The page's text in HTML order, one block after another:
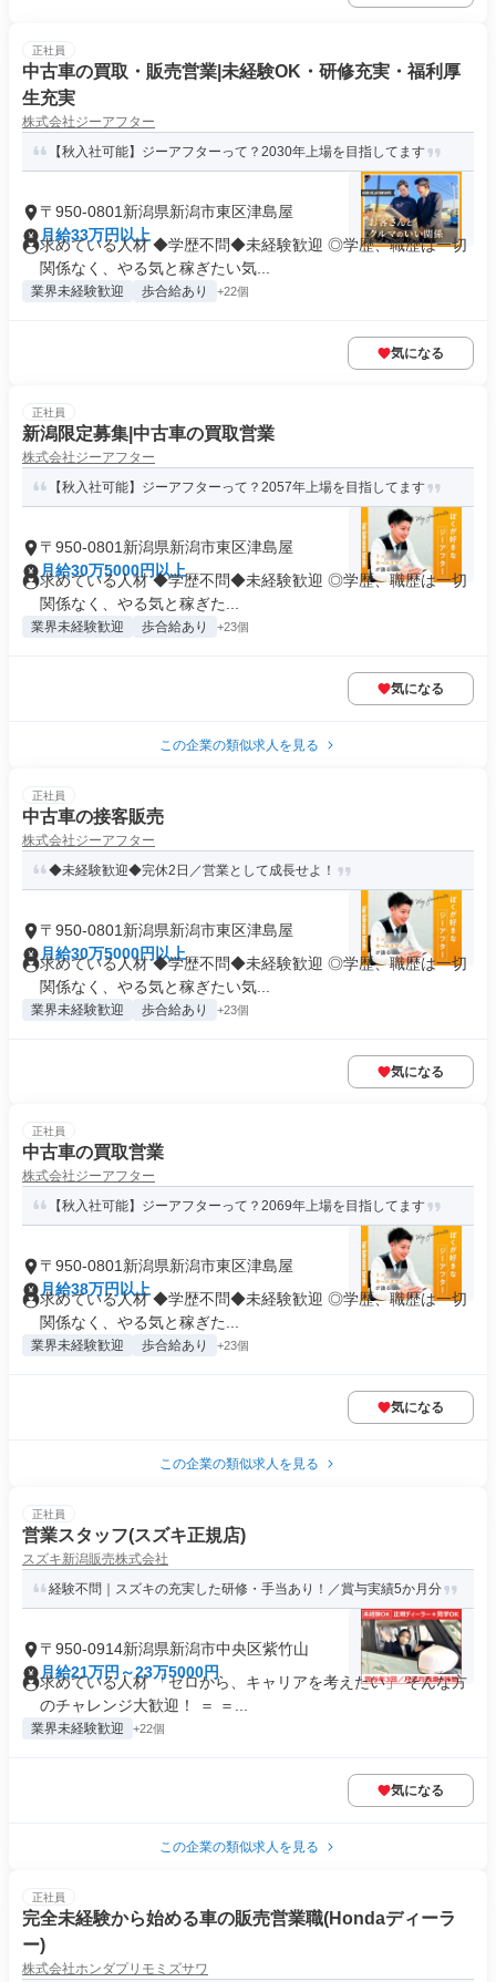
正社員
中古車の買取・販売営業|未経験OK・研修充実・福利厚
生充実
株式会社ジーアフター
【秋入社可能】ジーアフターって？2030年上場を目指してます
〒950-0801新潟県新潟市東区津島屋
月給33万円以上
求めている人材 ◆学歴不問◆未経験歓迎 ◎学歴、職歴は一切
関係なく、やる気と稼ぎたい気...
業界未経験歓迎 歩合給あり +22個
気になる
正社員
新潟限定募集|中古車の買取営業
株式会社ジーアフター
【秋入社可能】ジーアフターって？2057年上場を目指してます
〒950-0801新潟県新潟市東区津島屋
月給30万5000円以上
求めている人材 ◆学歴不問◆未経験歓迎 ◎学歴、職歴は一切
関係なく、やる気と稼ぎた...
業界未経験歓迎 歩合給あり +23個
気になる
この企業の類似求人を見る
正社員
中古車の接客販売
株式会社ジーアフター
◆未経験歓迎◆完休2日／営業として成長せよ！
〒950-0801新潟県新潟市東区津島屋
月給30万5000円以上
求めている人材 ◆学歴不問◆未経験歓迎 ◎学歴、職歴は一切
関係なく、やる気と稼ぎたい気...
業界未経験歓迎 歩合給あり +23個
気になる
正社員
中古車の買取営業
株式会社ジーアフター
【秋入社可能】ジーアフターって？2069年上場を目指してます
〒950-0801新潟県新潟市東区津島屋
月給38万円以上
求めている人材 ◆学歴不問◆未経験歓迎 ◎学歴、職歴は一切
関係なく、やる気と稼ぎた...
業界未経験歓迎 歩合給あり +23個
気になる
この企業の類似求人を見る
正社員
営業スタッフ(スズキ正規店)
スズキ新潟販売株式会社
経験不問｜スズキの充実した研修・手当あり！／賞与実績5か月分
〒950-0914新潟県新潟市中央区紫竹山
月給21万円～23万5000円
求めている人材 「ゼロから、キャリアを考えたい」 そんな方
のチャレンジ大歓迎！ ＝ ＝...
業界未経験歓迎 +22個
気になる
この企業の類似求人を見る
正社員
完全未経験から始める車の販売営業職(Hondaディーラ
ー)
株式会社ホンダプリモミズサワ